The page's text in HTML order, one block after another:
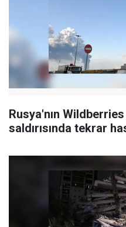
Rusya'nın
saldırısında tekrar